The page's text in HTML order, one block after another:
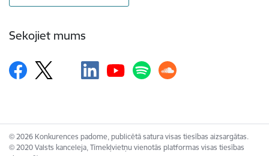
Sekojiet mums
© 2026 Konkurences padome, publicētā satura visas tiesības aizsargātas.
© 2020 Valsts kanceleja, Tīmekļvietņu vienotās platformas visas tiesības